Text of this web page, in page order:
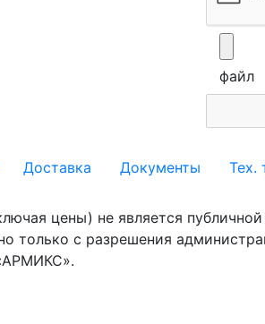
файл
Доставка Документы Тех.
цены) не является
только с разрешения